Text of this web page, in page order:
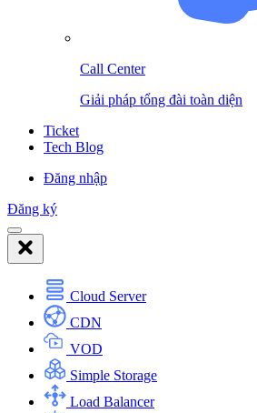
Call Center
Giải pháp tổng đài toàn diện
Ticket
Tech Blog
Đăng nhập
Đăng ký
Cloud Server
CDN
VOD
Simple Storage
Load Balancer